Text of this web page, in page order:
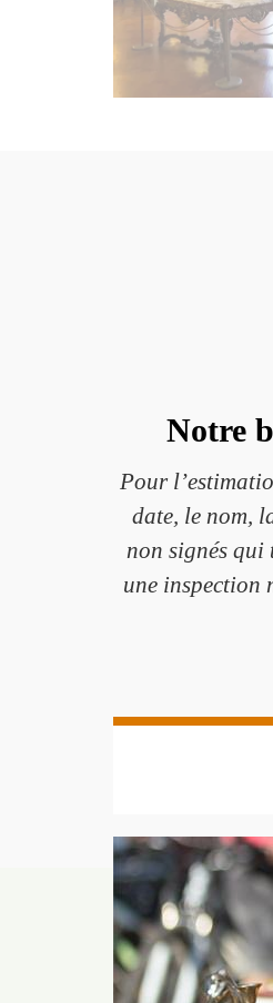
Notre
Pour
date, le nom,
non signés qui
une inspection